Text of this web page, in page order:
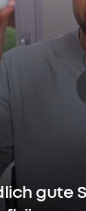
gute